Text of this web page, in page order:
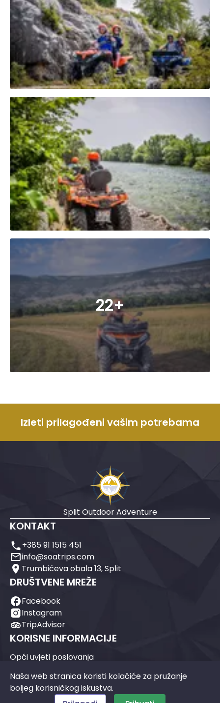
22+
Izleti prilagođeni vašim potrebama
Split Outdoor Adventure
KONTAKT
+385 91 1515 451
info@soatrips.com
Trumbićeva obala 13, Split
DRUŠTVENE MREŽE
Facebook
Instagram
TripAdvisor
KORISNE INFORMACIJE
Opći uvjeti poslovanja
Postavke kolačića
© 2026 POTISSIMUS d.o.o.
Naša web stranica koristi kolačiće za pružanje
boljeg korisničkog iskustva.